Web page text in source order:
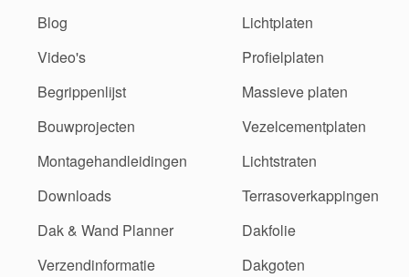
Blog
Video's
Begrippenlijst
Bouwprojecten
Montagehandleidingen
Downloads
Dak & Wand Planner
Verzendinformatie
Lichtplaten
Profielplaten
Massieve platen
Vezelcementplaten
Lichtstraten
Terrasoverkappingen
Dakfolie
Dakgoten